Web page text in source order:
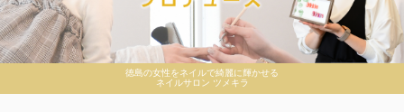
徳島の女性をネイルで綺麗に輝かせる
ネイルサロン ツメキラ